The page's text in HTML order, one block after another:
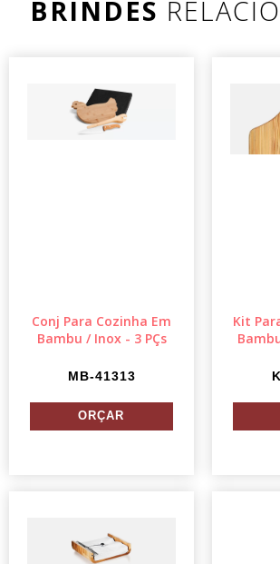
BRINDES
Conj Para Cozinha Em
Bambu / Inox - 3 PÇs
MB-41313
Kit